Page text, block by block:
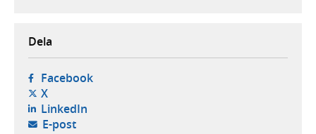
Dela
Facebook- öppnas i ny flik, extern webbplats,
X- öppnas i ny flik, extern webbplats,
LinkedIn- öppnas i ny flik, extern webbplats,
E-post- öppnar din e-postklient,